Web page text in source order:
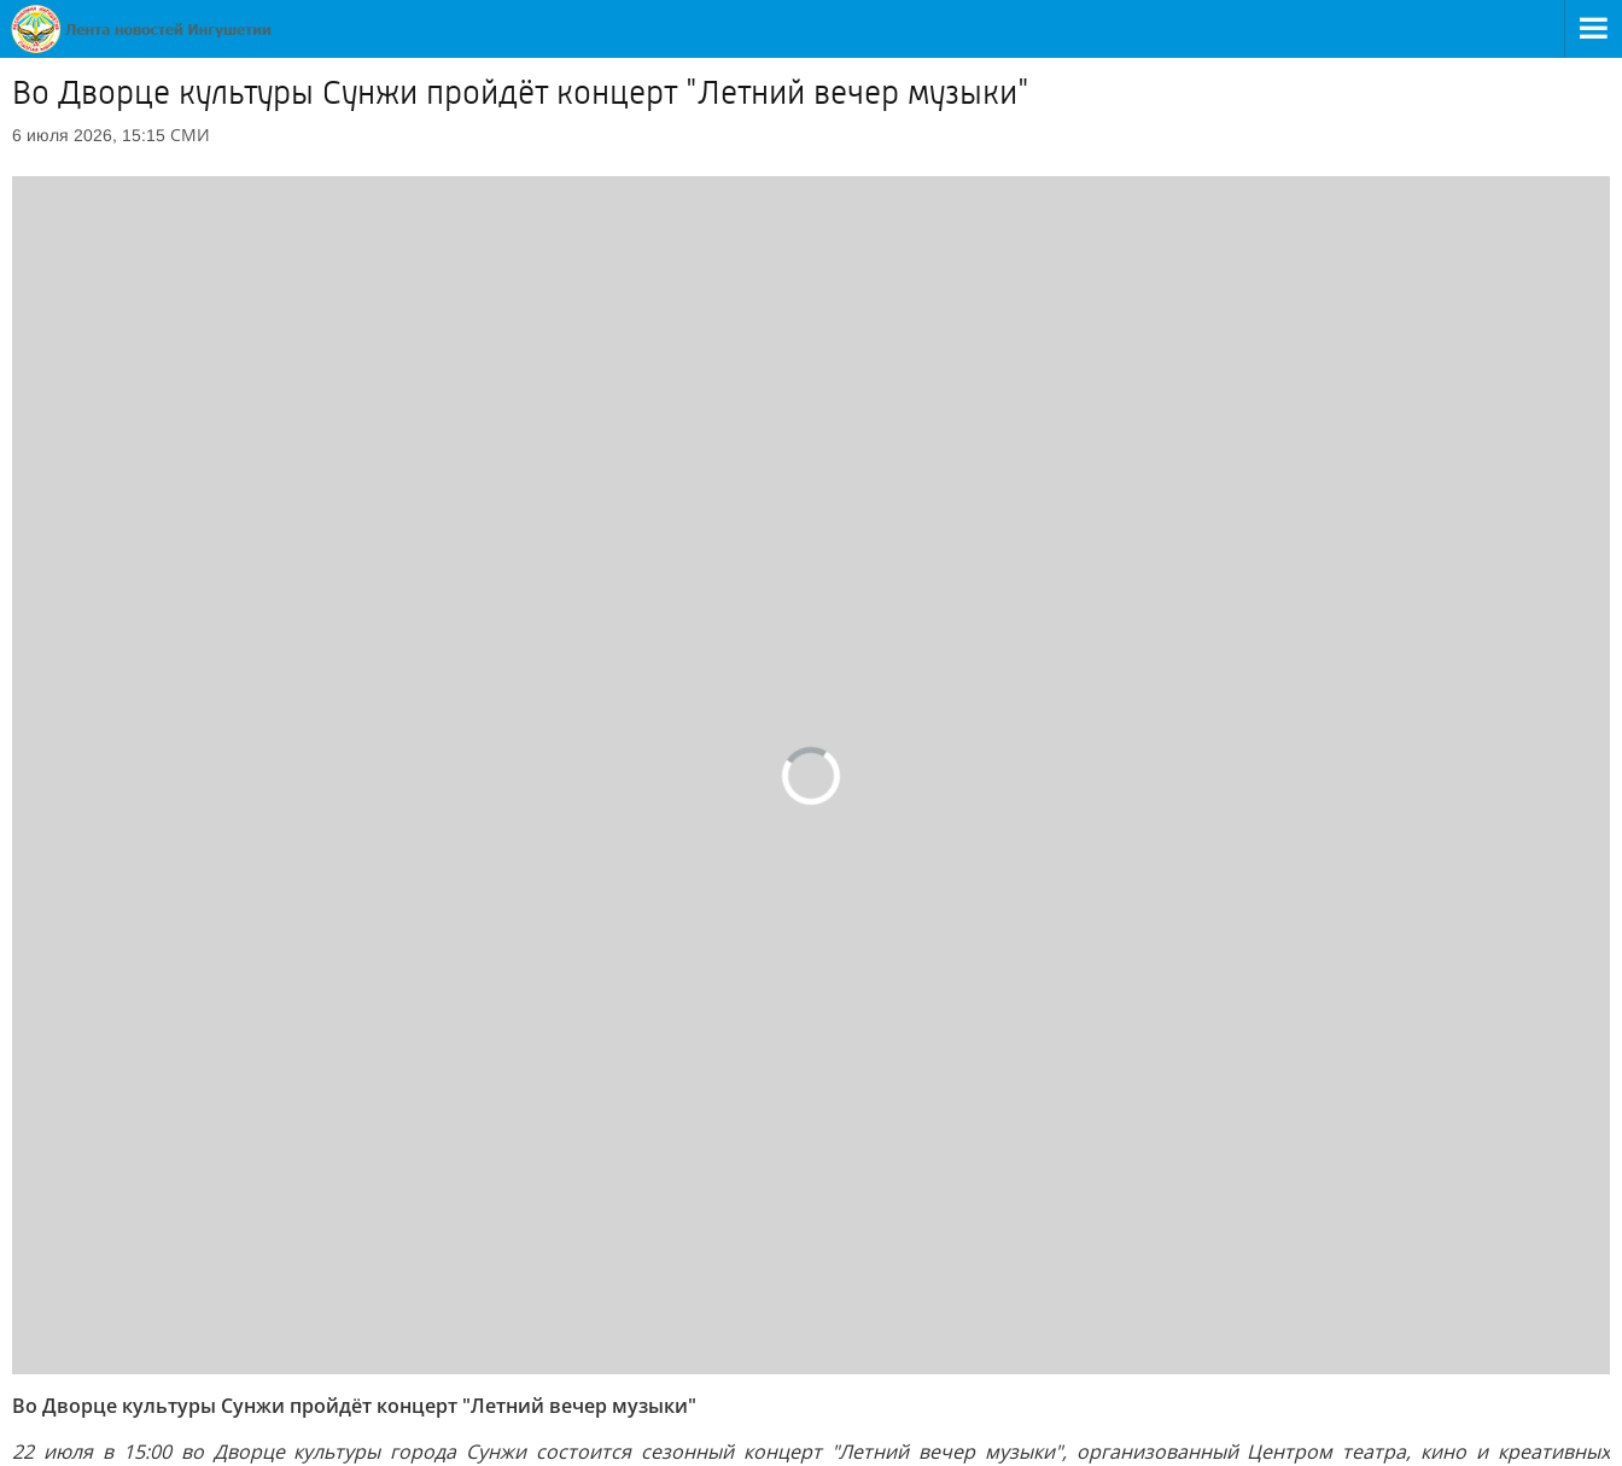
Во Дворце культуры Сунжи пройдёт концерт "Летний вечер музыки"
6 июля 2026, 15:15 СМИ
Во Дворце культуры Сунжи пройдёт концерт "Летний вечер музыки"
22 июля в 15:00 во Дворце культуры города Сунжи состоится сезонный концерт "Летний вечер музыки", организованный Центром театра, кино и креативных